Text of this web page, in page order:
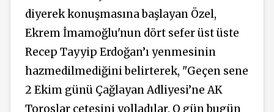
diyerek konuşmasına başlayan Özel,
Ekrem İmamoğlu'nun dört sefer üst üste
Recep Tayyip Erdoğan’ı yenmesinin
hazmedilmediğini belirterek, "Geçen sene
2 Ekim günü Çağlayan Adliyesi’ne AK
Toroslar çetesini yolladılar. O gün bugün